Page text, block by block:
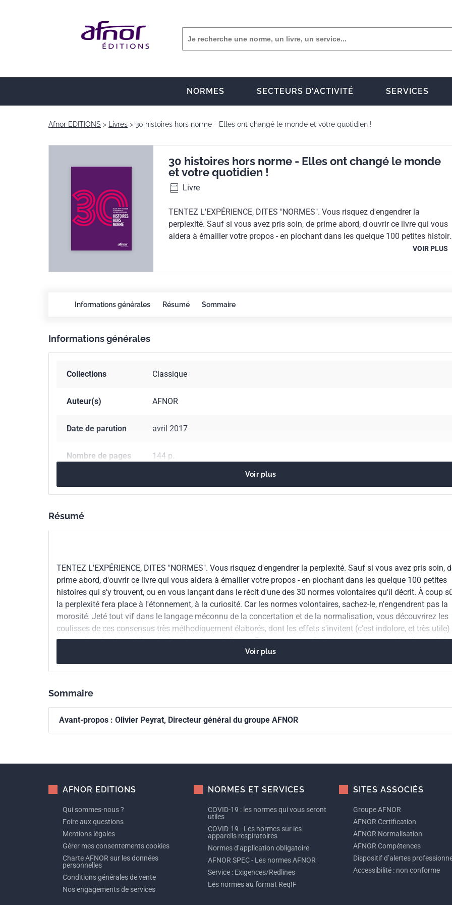
NORMES SECTEURS D'ACTIVITÉ SERVICES
Afnor EDITIONS Livres 30 histoires hors norme - Elles ont changé le monde et votre quotidien !
30 histoires hors norme - Elles ont changé le monde
et votre quotidien !
Livre
TENTEZ L'EXPÉRIENCE, DITES "NORMES". Vous risquez d'engendrer la
perplexité. Sauf si vous avez pris soin, de prime abord, d'ouvrir ce livre qui vous
aidera à émailler votre propos - en piochant dans les quelque 100 petites
qui s'y trouvent, ou en vous lançant dans le récit d'une des 30 normes
les normes volontaires, sachez-le, n'engendrent pas la morosité. Jeté tout vif
s'invitent (c'est indolore, et très utile) jusque dans le plus petit geste de notre vie
VOIR PLUS
Informations générales Résumé Sommaire
Informations générales
Collections Classique
Auteur(s) AFNOR
Date de parution avril 2017
Nombre de pages 144 p.
Référence
Voir plus
Résumé
TENTEZ L'EXPÉRIENCE, DITES "NORMES". Vous risquez d'engendrer la perplexité. Sauf si vous avez pris soin,
prime abord, d'ouvrir ce livre qui vous aidera à émailler votre propos - en piochant dans les quelque 100 petites
histoires qui s'y trouvent, ou en vous lançant dans le récit d'une des 30 normes volontaires qu'il décrit. À coup
la perplexité fera place à l'étonnement, à la curiosité. Car les normes volontaires, sachez-le, n'engendrent pas la
morosité. Jeté tout vif dans le langage méconnu de la concertation et de la normalisation, vous découvrirez les
coulisses de ces consensus très méthodiquement élaborés, dont les effets s'invitent (c'est indolore, et très utile)
jusque dans le plus petit geste de notre vie quotidienne. Emmener ses enfants jouer au square, s'appliquer de la
crème sur le visage : comme Monsieur Jourdain s'émerveillait de faire de la prose sans qu'il n'en sût rien, vous
bénéficiez tous les jours des normes volontaires sans le savoir...
Voir plus
Sommaire
Avant-propos : Olivier Peyrat, Directeur général du groupe AFNOR
AFNOR EDITIONS
Qui sommes-nous ?
Foire aux questions
Mentions légales
Gérer mes consentements cookies
Charte AFNOR sur les données
personnelles
Conditions générales de vente
Nos engagements de services
NORMES ET SERVICES
COVID-19 : les normes qui vous seront
utiles
COVID-19 - Les normes sur les
appareils respiratoires
Normes d’application obligatoire
AFNOR SPEC - Les normes AFNOR
Service : Exigences/Redlines
Les normes au format ReqIF
SITES ASSOCIÉS
Groupe AFNOR
AFNOR Certification
AFNOR Normalisation
AFNOR Compétences
Dispositif d’alertes
Accessibilité : non conforme